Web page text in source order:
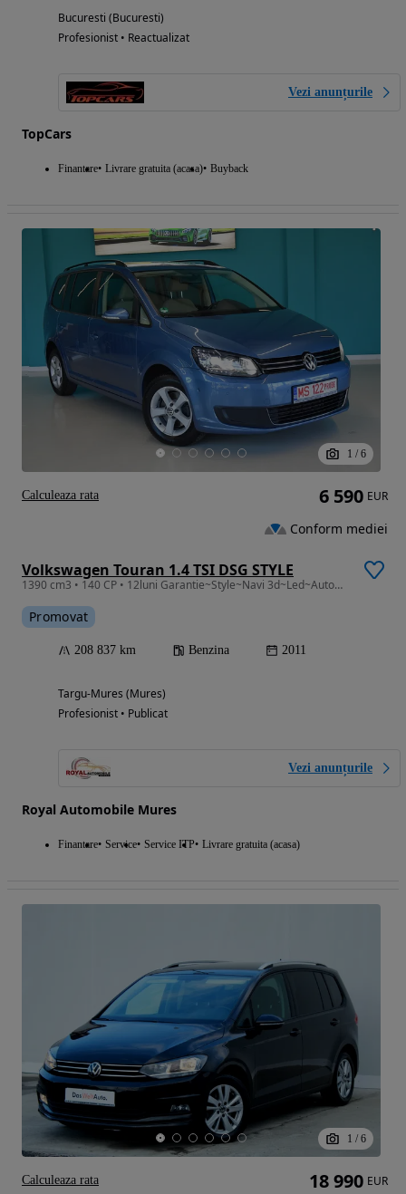
Bucuresti (Bucuresti)
Profesionist • Reactualizat
Vezi anunțurile
TopCars
Finantare Livrare gratuita (acasa) Buyback
1 / 6
Volkswagen Touran 1.4 TSI DSG STYLE
1390 cm3 • 140 CP • 12luni Garantie~Style~Navi 3d~Led~Automat
Promovat
208 837 km Benzina 2011
Targu-Mures (Mures)
Profesionist • Publicat
Vezi anunțurile
Royal Automobile Mures
Finantare Service Service ITP Livrare gratuita (acasa)
6 590 EUR
Conform mediei
Calculeaza rata
1 / 6
18 990 EUR
Calculeaza rata